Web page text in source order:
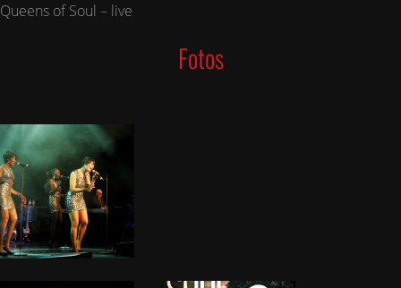
Queens of Soul – live
Fotos